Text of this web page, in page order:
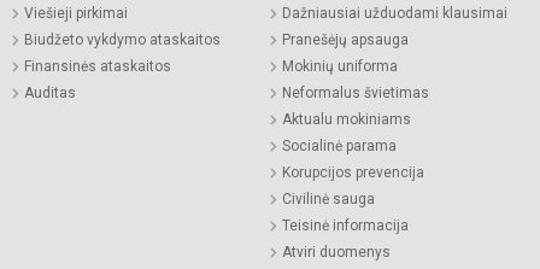
Viešieji pirkimai
Biudžeto vykdymo ataskaitos
Finansinės ataskaitos
Auditas
Dažniausiai užduodami klausimai
Pranešėjų apsauga
Mokinių uniforma
Neformalus švietimas
Aktualu mokiniams
Socialinė parama
Korupcijos prevencija
Civilinė sauga
Teisinė informacija
Atviri duomenys